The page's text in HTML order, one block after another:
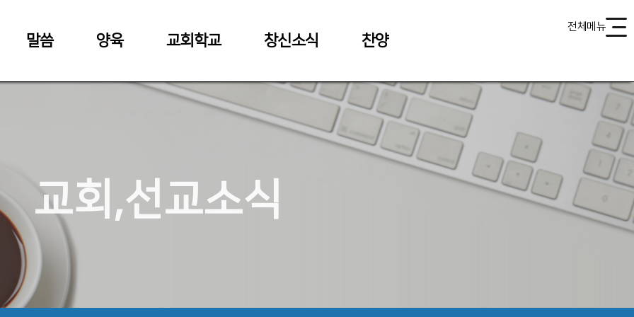
말씀 양육 교회학교 창신소식 찬양
전체메뉴
교회,선교소식